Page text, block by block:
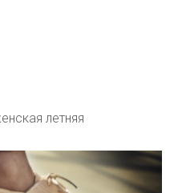
летняя